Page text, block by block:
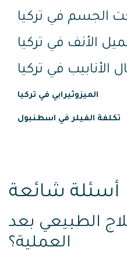
الجسم في تركيا
الأنف في تركيا
الأنابيب في تركيا
الميزوثيرابي في تركيا
تكلفة الفيلر في اسطنبول
أسئلة شائعة
الطبيعي بعد
العملية؟